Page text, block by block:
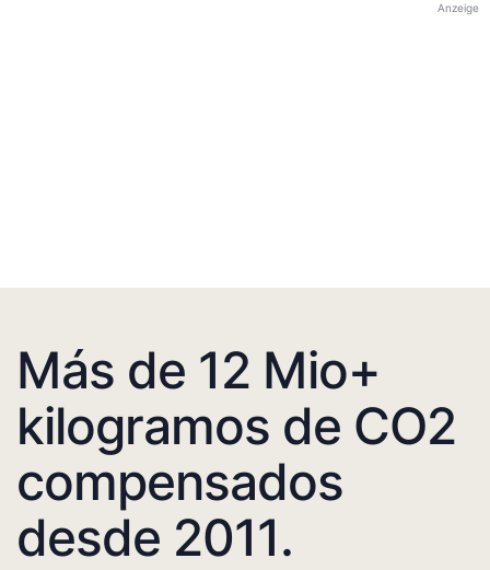
Anzeige
Más de 12 Mio+
kilogramos de CO2
compensados
desde 2011.